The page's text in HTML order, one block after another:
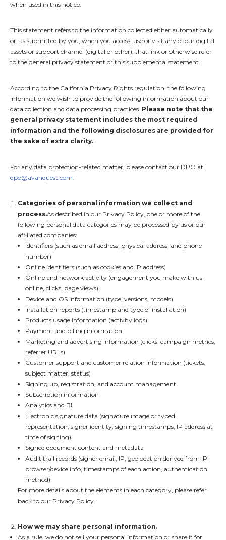
when used in this notice.
This statement refers to the information collected either automatically
or, as submitted by you, when you access, use or visit any of our digital
assets or support channel (digital or other), that link or otherwise refer
to the general privacy statement or this supplemental statement.
According to the California Privacy Rights regulation, the following
information we wish to provide the following information about our
data collection and data processing practices. Please note that the
general privacy statement includes the most required
information and the following disclosures are provided for
the sake of extra clarity.
For any data protection-related matter, please contact our DPO at
dpo@avanquest.com.
Categories of personal information we collect and
process.As described in our Privacy Policy, one or more of the
following personal data categories may be processed by us or our
affiliated companies:
Identifiers (such as email address, physical address, and phone
number)
Online identifiers (such as cookies and IP address)
Online and network activity (engagement you make with us
online, clicks, page views)
Device and OS information (type, versions, models)
Installation reports (timestamp and type of installation)
Products usage information (activity logs)
Payment and billing information
Marketing and advertising information (clicks, campaign metrics,
referrer URLs)
Customer support and customer relation information (tickets,
subject matter, status)
Signing up, registration, and account management
Subscription information
Analytics and BI
Electronic signature data (signature image or typed
representation, signer identity, signing timestamps, IP address at
time of signing)
Signed document content and metadata
Audit trail records (signer email, IP, geolocation derived from IP,
browser/device info, timestamps of each action, authentication
method)
For more details about the elements in each category, please refer
back to our Privacy Policy.
How we may share personal information.
As a rule, we do not sell your personal information or share it for